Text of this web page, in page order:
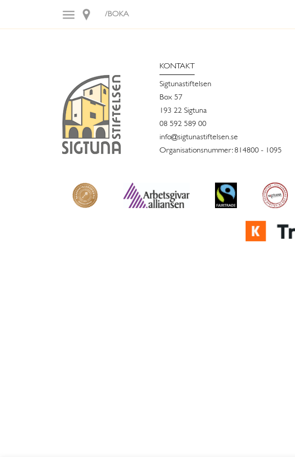
/BOKA
KONTAKT
Sigtunastiftelsen
Box 57
193 22 Sigtuna
08 592 589 00
info@sigtunastiftelsen.se
Organisationsnummer: 814800 - 1095